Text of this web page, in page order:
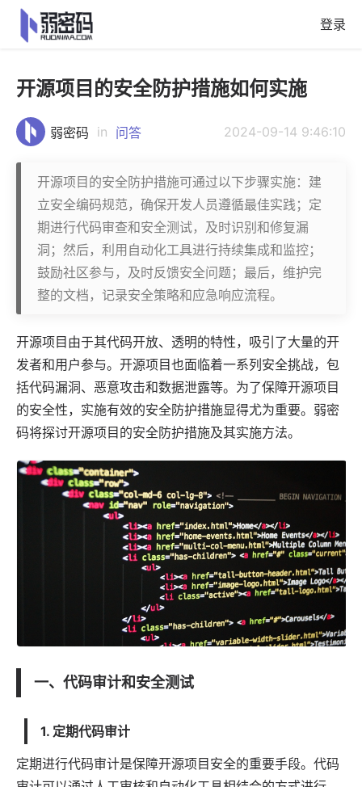
登录
开源项目的安全防护措施如何实施
弱密码 in 问答 2024-09-14 9:46:10
开源项目的安全防护措施可通过以下步骤实施：建
立安全编码规范，确保开发人员遵循最佳实践；定
期进行代码审查和安全测试，及时识别和修复漏
洞；然后，利用自动化工具进行持续集成和监控；
鼓励社区参与，及时反馈安全问题；最后，维护完
整的文档，记录安全策略和应急响应流程。
开源项目由于其代码开放、透明的特性，吸引了大量的开
发者和用户参与。开源项目也面临着一系列安全挑战，包
括代码漏洞、恶意攻击和数据泄露等。为了保障开源项目
的安全性，实施有效的安全防护措施显得尤为重要。 弱密
码将探讨开源项目的安全防护措施及其实施方法。
一、代码审计和安全测试
1. 定期代码审计
定期进行代码审计是保障开源项目安全的重要手段。代码